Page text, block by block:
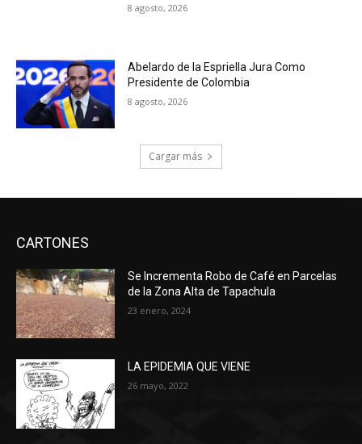
8 agosto, 2026
Abelardo de la Espriella Jura Como
Presidente de Colombia
8 agosto, 2026
Cargar más
CARTONES
Se Incrementa Robo de Café en Parcelas
de la Zona Alta de Tapachula
23 enero, 2024
LA EPIDEMIA QUE VIENE
26 mayo, 2022